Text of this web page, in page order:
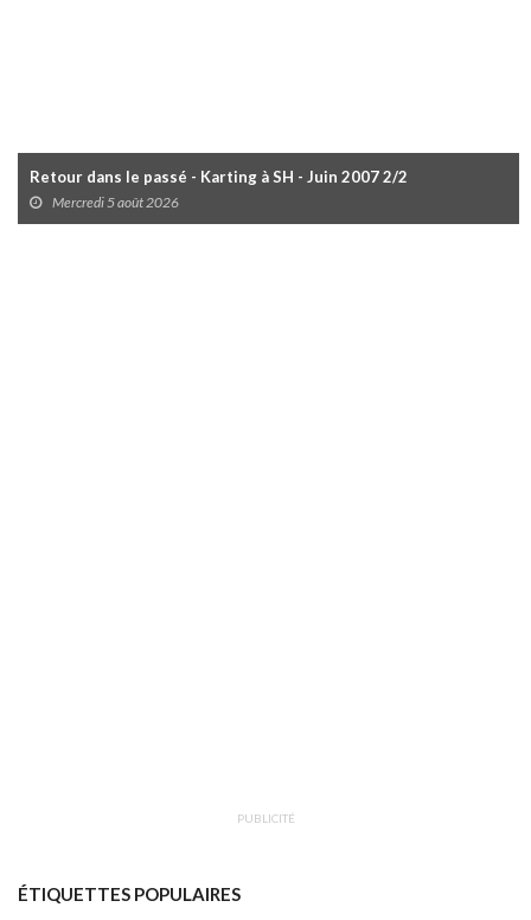
Retour dans le passé - Karting à SH - Juin 2007 2/2
Mercredi 5 août 2026
PUBLICITÉ
ÉTIQUETTES POPULAIRES